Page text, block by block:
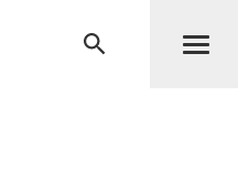
RECHERCHE